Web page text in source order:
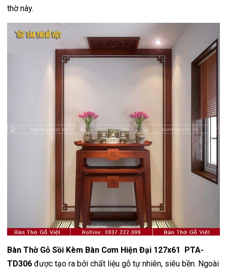
thờ này.
Bàn Thờ Gỗ Sồi Kèm Bàn Cơm Hiện Đại 127x61 PTA-
TD306 được tạo ra bởi chất liệu gỗ tự nhiên, siêu bền. Ngoài